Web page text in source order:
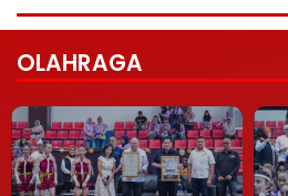
OLAHRAGA